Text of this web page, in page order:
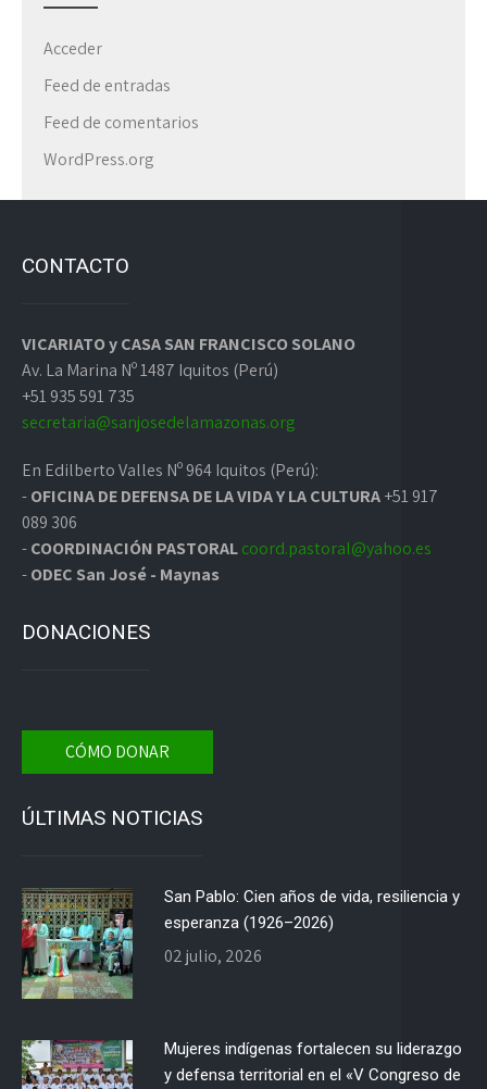
Acceder
Feed de entradas
Feed de comentarios
WordPress.org
CONTACTO
VICARIATO y CASA SAN FRANCISCO SOLANO
Av. La Marina Nº 1487 Iquitos (Perú)
+51 935 591 735
secretaria@sanjosedelamazonas.org
En Edilberto Valles Nº 964 Iquitos (Perú):
-OFICINA DE DEFENSA DE LA VIDA Y LA CULTURA+51 917
089 306
-COORDINACIÓN PASTORALcoord.pastoral@yahoo.es
-ODEC San José - Maynas
DONACIONES
CÓMO DONAR
ÚLTIMAS NOTICIAS
San Pablo: Cien años de vida, resiliencia y
esperanza (1926–2026)
02 julio, 2026
Mujeres indígenas fortalecen su liderazgo
y defensa territorial en el «V Congreso de